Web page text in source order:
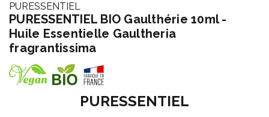
PURESSENTIEL
PURESSENTIEL BIO Gaulthérie 10ml -
Huile Essentielle Gaultheria
fragrantissima
PURESSENTIEL